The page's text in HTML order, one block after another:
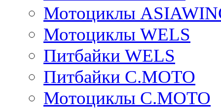
Мотоциклы
Мотоциклы WELS
Питбайки WELS
Питбайки C.MOTO
Мотоциклы C.MOTO